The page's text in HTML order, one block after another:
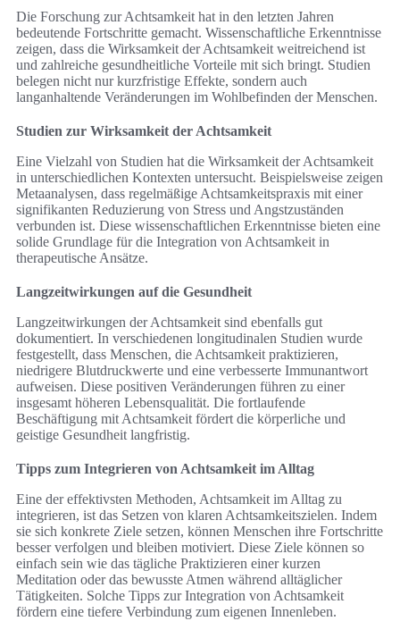
Die Forschung zur Achtsamkeit hat in den letzten Jahren
bedeutende Fortschritte gemacht. Wissenschaftliche Erkenntnisse
zeigen, dass die Wirksamkeit der Achtsamkeit weitreichend ist
und zahlreiche gesundheitliche Vorteile mit sich bringt. Studien
belegen nicht nur kurzfristige Effekte, sondern auch
langanhaltende Veränderungen im Wohlbefinden der Menschen.
Studien zur Wirksamkeit der Achtsamkeit
Eine Vielzahl von Studien hat die Wirksamkeit der Achtsamkeit
in unterschiedlichen Kontexten untersucht. Beispielsweise zeigen
Metaanalysen, dass regelmäßige Achtsamkeitspraxis mit einer
signifikanten Reduzierung von Stress und Angstzuständen
verbunden ist. Diese wissenschaftlichen Erkenntnisse bieten eine
solide Grundlage für die Integration von Achtsamkeit in
therapeutische Ansätze.
Langzeitwirkungen auf die Gesundheit
Langzeitwirkungen der Achtsamkeit sind ebenfalls gut
dokumentiert. In verschiedenen longitudinalen Studien wurde
festgestellt, dass Menschen, die Achtsamkeit praktizieren,
niedrigere Blutdruckwerte und eine verbesserte Immunantwort
aufweisen. Diese positiven Veränderungen führen zu einer
insgesamt höheren Lebensqualität. Die fortlaufende
Beschäftigung mit Achtsamkeit fördert die körperliche und
geistige Gesundheit langfristig.
Tipps zum Integrieren von Achtsamkeit im Alltag
Eine der effektivsten Methoden, Achtsamkeit im Alltag zu
integrieren, ist das Setzen von klaren Achtsamkeitszielen. Indem
sie sich konkrete Ziele setzen, können Menschen ihre Fortschritte
besser verfolgen und bleiben motiviert. Diese Ziele können so
einfach sein wie das tägliche Praktizieren einer kurzen
Meditation oder das bewusste Atmen während alltäglicher
Tätigkeiten. Solche Tipps zur Integration von Achtsamkeit
fördern eine tiefere Verbindung zum eigenen Innenleben.